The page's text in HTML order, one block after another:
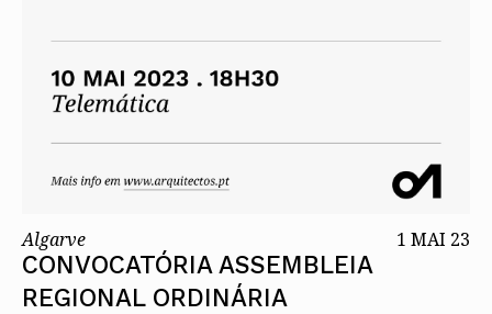
Algarve 1 MAI 23
CONVOCATÓRIA ASSEMBLEIA
REGIONAL ORDINÁRIA